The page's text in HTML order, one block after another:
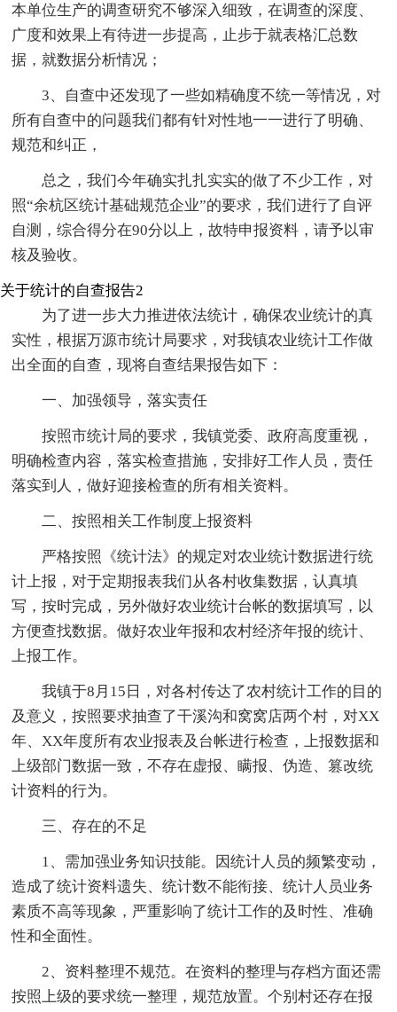
本单位生产的调查研究不够深入细致，在调查的深度、
广度和效果上有待进一步提高，止步于就表格汇总数
据，就数据分析情况；
3、自查中还发现了一些如精确度不统一等情况，对
所有自查中的问题我们都有针对性地一一进行了明确、
规范和纠正，
总之，我们今年确实扎扎实实的做了不少工作，对
照“余杭区统计基础规范企业”的要求，我们进行了自评
自测，综合得分在90分以上，故特申报资料，请予以审
核及验收。
关于统计的自查报告2
为了进一步大力推进依法统计，确保农业统计的真
实性，根据万源市统计局要求，对我镇农业统计工作做
出全面的自查，现将自查结果报告如下：
一、加强领导，落实责任
按照市统计局的要求，我镇党委、政府高度重视，
明确检查内容，落实检查措施，安排好工作人员，责任
落实到人，做好迎接检查的所有相关资料。
二、按照相关工作制度上报资料
严格按照《统计法》的规定对农业统计数据进行统
计上报，对于定期报表我们从各村收集数据，认真填
写，按时完成，另外做好农业统计台帐的数据填写，以
方便查找数据。做好农业年报和农村经济年报的统计、
上报工作。
我镇于8月15日，对各村传达了农村统计工作的目的
及意义，按照要求抽查了干溪沟和窝窝店两个村，对XX
年、XX年度所有农业报表及台帐进行检查，上报数据和
上级部门数据一致，不存在虚报、瞒报、伪造、篡改统
计资料的行为。
三、存在的不足
1、需加强业务知识技能。因统计人员的频繁变动，
造成了统计资料遗失、统计数不能衔接、统计人员业务
素质不高等现象，严重影响了统计工作的及时性、准确
性和全面性。
2、资料整理不规范。在资料的整理与存档方面还需
按照上级的要求统一整理，规范放置。个别村还存在报